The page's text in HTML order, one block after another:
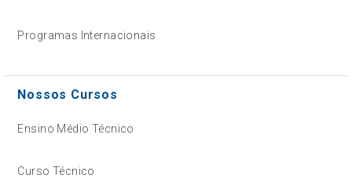
Programas Internacionais
Nossos Cursos
Ensino Médio Técnico
Curso Técnico